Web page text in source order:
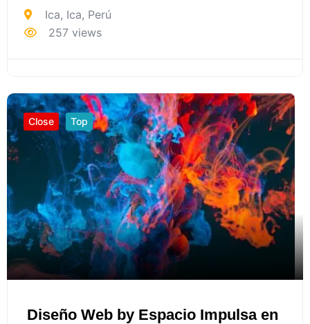
Ica, Ica, Perú
257 views
Close
Diseño Web by Espacio Impulsa en
Top